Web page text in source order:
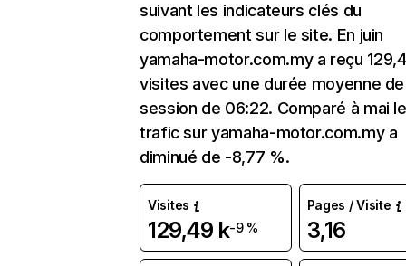
suivant les indicateurs clés du
comportement sur le site. En juin
yamaha-motor.com.my a reçu
visites avec une durée moyenne
session de 06:22. Comparé à mai le
trafic sur yamaha-motor.com.my a
diminué de -8,77 %.
Visites
129,49 k-9 %
Pages / Visite
3,16